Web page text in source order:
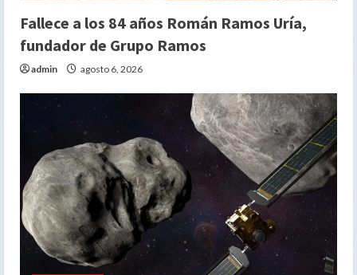
Fallece a los 84 años Román Ramos Uría,
fundador de Grupo Ramos
admin agosto 6, 2026